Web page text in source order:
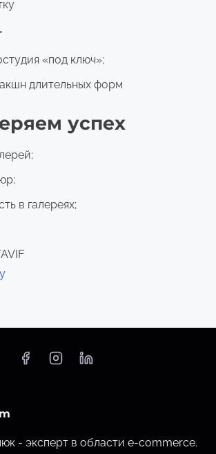
«под ключ»;
длительных форм
успех
в галереях;
- эксперт в области e-commerce.